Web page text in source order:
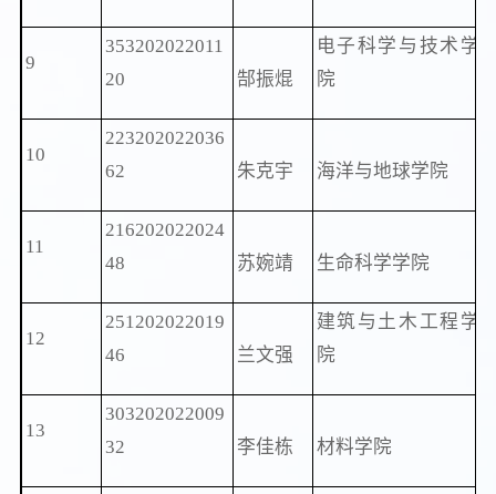
9
353202022011
20
郜振焜
电子科学与技术学
院
10
223202022036
62
朱克宇 海洋与地球学院
11
216202022024
48
苏婉靖 生命科学学院
12
251202022019
46
兰文强
建筑与土木工程学
院
13
303202022009
32
李佳栋 材料学院